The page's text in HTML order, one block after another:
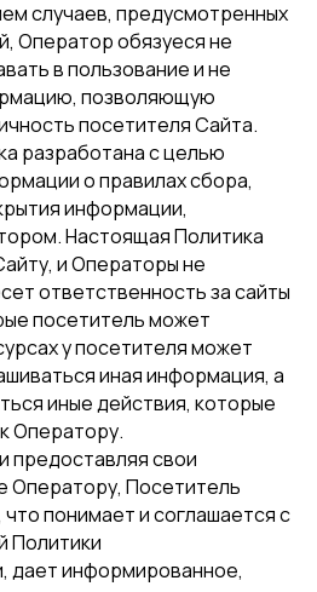
случаев, предусмотренных
Оператор обязуеся не
в пользование и не
позволяющую
посетителя Сайта.
разработана с целью
о правилах сбора,
информации,
Настоящая Политика
и Операторы не
ответственность за сайты
посетитель может
у посетителя может
иная информация, а
иные действия, которые
Оператору.
предоставляя свои
Оператору, Посетитель
понимает и соглашается с
Политики
дает информированное,